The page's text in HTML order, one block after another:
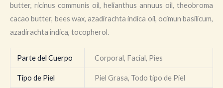
butter, ricinus communis oil, helianthus annuus oil, theobroma
cacao butter, bees wax, azadirachta indica oil, ocimun basilicum,
azadirachta indica, tocopherol.
Parte del Cuerpo Corporal, Facial, Pies
Tipo de Piel Piel Grasa, Todo tipo de Piel